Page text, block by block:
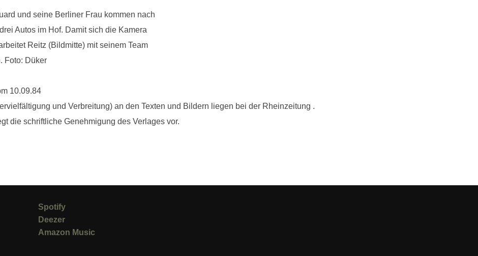
und seine Berliner Frau kommen nach
Autos im Hof. Damit sich die Kamera
Reitz (Bildmitte) mit seinem Team
Foto: Düker
10.09.84
und Verbreitung) an den Texten und Bildern liegen bei der Rheinzeitung .
die schriftliche Genehmigung des Verlages vor.
Spotify
Deezer
Amazon Music